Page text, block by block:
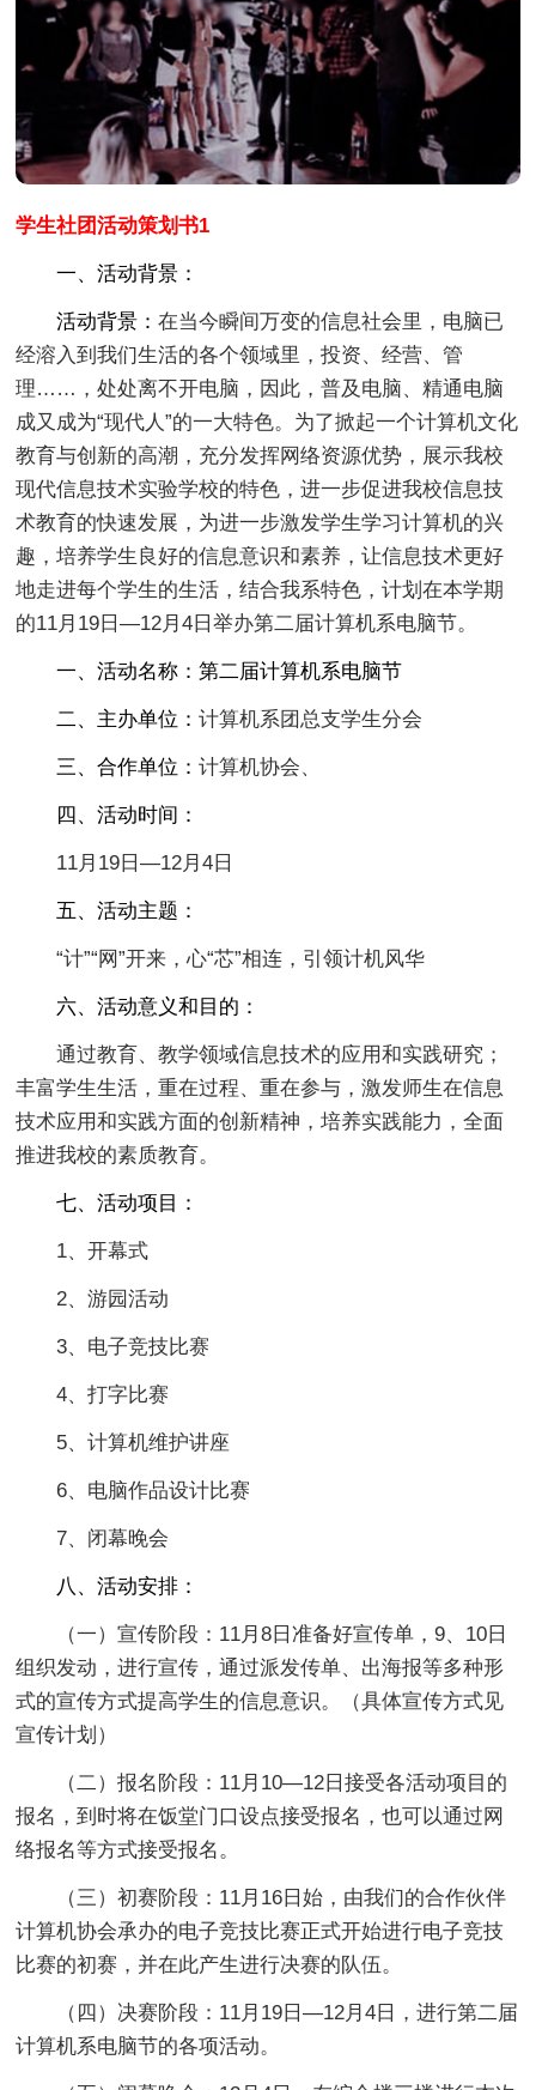
学生社团活动策划书1
一、活动背景：
活动背景：在当今瞬间万变的信息社会里，电脑已
经溶入到我们生活的各个领域里，投资、经营、管
理……，处处离不开电脑，因此，普及电脑、精通电脑
成又成为“现代人”的一大特色。为了掀起一个计算机文化
教育与创新的高潮，充分发挥网络资源优势，展示我校
现代信息技术实验学校的特色，进一步促进我校信息技
术教育的快速发展，为进一步激发学生学习计算机的兴
趣，培养学生良好的信息意识和素养，让信息技术更好
地走进每个学生的生活，结合我系特色，计划在本学期
的11月19日—12月4日举办第二届计算机系电脑节。
一、活动名称：第二届计算机系电脑节
二、主办单位：计算机系团总支学生分会
三、合作单位：计算机协会、
四、活动时间：
11月19日—12月4日
五、活动主题：
“计”“网”开来，心“芯”相连，引领计机风华
六、活动意义和目的：
通过教育、教学领域信息技术的应用和实践研究；
丰富学生生活，重在过程、重在参与，激发师生在信息
技术应用和实践方面的创新精神，培养实践能力，全面
推进我校的素质教育。
七、活动项目：
1、开幕式
2、游园活动
3、电子竞技比赛
4、打字比赛
5、计算机维护讲座
6、电脑作品设计比赛
7、闭幕晚会
八、活动安排：
（一）宣传阶段：11月8日准备好宣传单，9、10日
组织发动，进行宣传，通过派发传单、出海报等多种形
式的宣传方式提高学生的信息意识。（具体宣传方式见
宣传计划）
（二）报名阶段：11月10—12日接受各活动项目的
报名，到时将在饭堂门口设点接受报名，也可以通过网
络报名等方式接受报名。
（三）初赛阶段：11月16日始，由我们的合作伙伴
计算机协会承办的电子竞技比赛正式开始进行电子竞技
比赛的初赛，并在此产生进行决赛的队伍。
（四）决赛阶段：11月19日—12月4日，进行第二届
计算机系电脑节的各项活动。